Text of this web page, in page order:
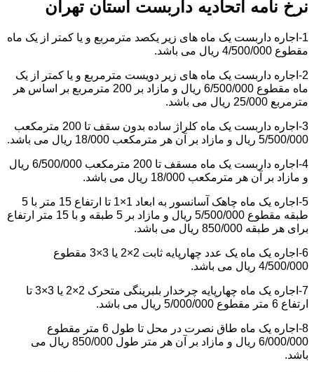
نرخ نامه اتحادیه داربست استان تهران
1-اجاره داربست یک ماه های زیر یکصد مترمربع و یا کمتر از یک ماه
مقطوع 4/500/000 ریال می باشد.
2-اجاره داربست یک ماه های زیر دویست مترمربع و یا کمتر از یک
ماه مقطوع 6/500/000 ریال و مازاد بر 200 مترمربع بر اساس هر
مترمربع 25/000 ریال می باشد.
3-اجاره داربست یک ماه کلراژ ساده بدون سقف تا 200 مترمکعب
5/500/000 ریال و مازاد بر آن هر مترمکعب 18/000 ریال می باشد.
4-اجاره داربست یک ماه مسقف تا 200 مترمکعب 6/500/000 ریال
و مازاد بر آن هر مترمکعب 18/000 ریال می باشد.
5-اجاره یک ماه چاهک آسانسور به ابعاد 1×1 تا ارتفاع 15 متر با 5
طبقه مقطوع 5/500/000 ریال و مازاد بر 5 طبقه و با 15 متر ارتفاع
برای هر طبقه 850/000 ریال می باشد.
6-اجاره یک ماه یک عدد چهارپایه ثابت 2×2 یا 3×3 مقطوع
4/500/000 ریال می باشد.
7-اجاره یک ماه چهارپایه چرخدار بلبرینگی متحرک 2×2 یا 3×3 تا
ارتفاع 6 متر مقطوع 5/000/000 ریال می باشد.
8-اجاره یک ماه طاق نصرت در محل تا طول 6 متر مقطوع
6/000/000 ریال و مازاد بر آن هر متر طول 850/000 ریال می
باشد.